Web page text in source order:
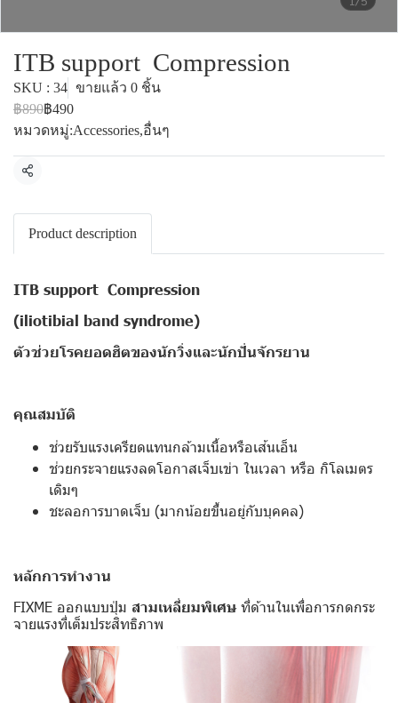
ITB support Compression
SKU : 34 ขายแล้ว 0 ชิ้น
฿890฿490
หมวดหมู่:Accessories,อื่นๆ
แชร์
Product description
ITB support Compression
(iliotibial band syndrome)
ตัวช่วยโรคยอดฮิตของนักวิ่งและนักปั่นจักรยาน
คุณสมบัติ
ช่วยรับแรงเครียดแทนกล้ามเนื้อหรือเส้นเอ็น
ช่วยกระจายแรงลดโอกาสเจ็บเข่า ในเวลา หรือ กิโลเมตร
เดิมๆ
ชะลอการบาดเจ็บ (มากน้อยขึ้นอยู่กับบุคคล)
หลักการทำงาน
FIXME ออกแบบปุ่ม สามเหลี่ยมพิเศษที่ด้านในเพื่อการกดกระ
จายแรงที่เต็มประสิทธิภาพ